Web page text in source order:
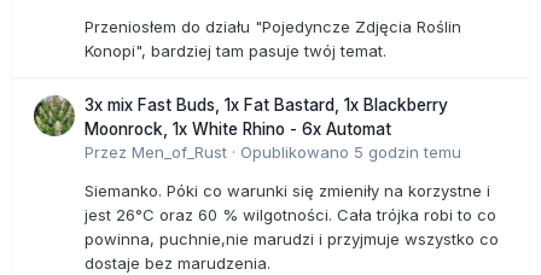
Przeniosłem do działu "Pojedyncze Zdjęcia Roślin
Konopi", bardziej tam pasuje twój temat.
3x mix Fast Buds, 1x Fat Bastard, 1x Blackberry
Moonrock, 1x White Rhino - 6x Automat
Przez Men_of_Rust · Opublikowano 5 godzin temu
Siemanko. Póki co warunki się zmieniły na korzystne i
jest 26°C oraz 60 % wilgotności. Cała trójka robi to co
powinna, puchnie,nie marudzi i przyjmuje wszystko co
dostaje bez marudzenia.